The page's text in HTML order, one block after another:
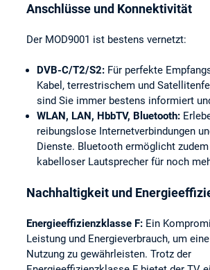
Anschlüsse und Konnektivität
Der MOD9001 ist bestens vernetzt:
DVB-C/T2/S2:Für perfekte
Kabel, terrestrischem und
sind Sie immer bestens informiert
WLAN, LAN, HbbTV, Bluetooth:
reibungslose Internetverbindungen
Dienste. Bluetooth ermöglicht
kabelloser Lautsprecher für noch
Nachhaltigkeit und
Energieeffizienzklasse F: Ein
Leistung und Energieverbrauch, um
Nutzung zu gewährleisten. Trotz der